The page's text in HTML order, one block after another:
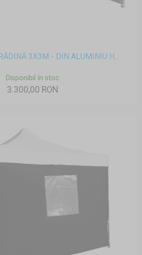
3X3M - DIN ALUMINIU H...
Disponibil în stoc
3.300,00 RON